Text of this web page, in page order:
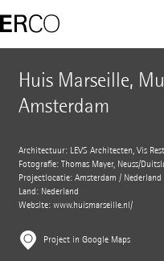
Huis Marseille,
Amsterdam
Architectuur: LEVS Architecten, Vis
Fotografie: Thomas Mayer, Neuss/
Projectlocatie: Amsterdam / Nederland
Land: Nederland
Website: www.huismarseille.nl/
Project in Google Maps